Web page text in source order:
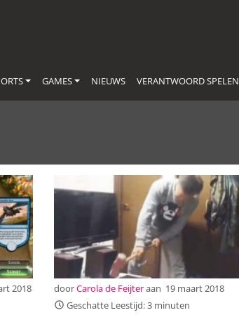
GAMES NIEUWS VERANTWOORD SPELEN
2018
doorCarola de Feijteraan 19 maart 2018
Geschatte Leestijd: 3 minuten